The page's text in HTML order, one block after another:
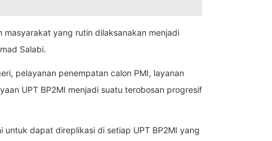
masyarakat yang rutin dilaksanakan menjadi
Salabi.
pelayanan penempatan calon PMI, layanan
UPT BP2MI menjadi suatu terobosan progresif
untuk dapat direplikasi di setiap UPT BP2MI yang